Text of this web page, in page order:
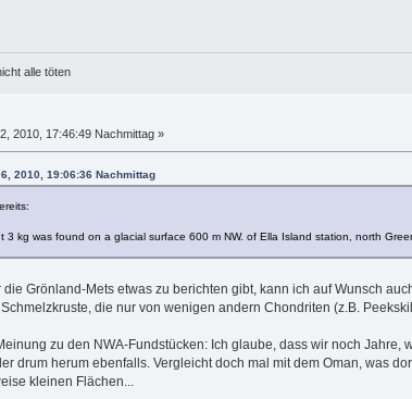
alle töten
2010, 17:46:49 Nachmittag »
2010, 19:06:36 Nachmittag
3 kg was found on a glacial surface 600 m NW. of Ella Island station, north
Grönland-Mets etwas zu berichten gibt, kann ich auf Wunsch
die nur von wenigen andern Chondriten (z.B.
zu den NWA-Fundstücken: Ich glaube, dass wir noch
drum herum ebenfalls. Vergleicht doch mal mit dem Oman, was
kleinen Flächen...